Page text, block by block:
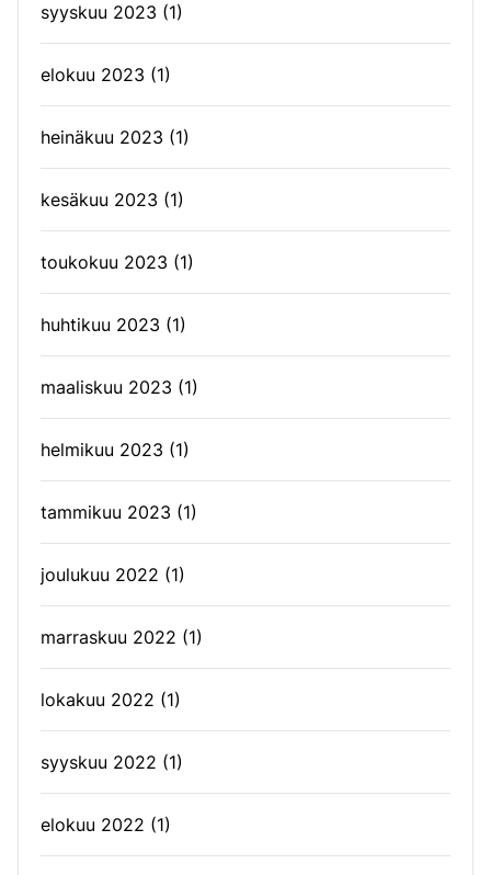
syyskuu 2023 (1)
elokuu 2023 (1)
heinäkuu 2023 (1)
kesäkuu 2023 (1)
toukokuu 2023 (1)
huhtikuu 2023 (1)
maaliskuu 2023 (1)
helmikuu 2023 (1)
tammikuu 2023 (1)
joulukuu 2022 (1)
marraskuu 2022 (1)
lokakuu 2022 (1)
syyskuu 2022 (1)
elokuu 2022 (1)